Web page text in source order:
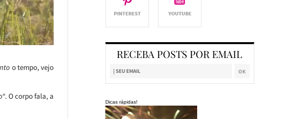
o tempo, vejo
“. O corpo fala, a
RECEBA POSTS POR EMAIL
Dicas rápidas!